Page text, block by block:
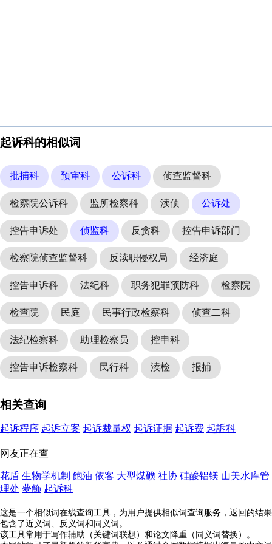
起诉科的相似词
批捕科 预审科 公诉科 侦查监督科
检察院公诉科 监所检察科 渎侦 公诉处
控告申诉处 侦监科 反贪科 控告申诉部门
检察院侦查监督科 反渎职侵权局 经济庭
控告申诉科 法纪科 职务犯罪预防科 检察院
检查院 民庭 民事行政检察科 侦查二科
法纪检察科 助理检察员 控申科
控告申诉检察科 民行科 渎检 报捕
相关查询
起诉程序 起诉立案 起诉裁量权 起诉证据 起诉费 起訴科
网友正在查
花盾 生物学机制 飽油 依客 大型煤礦 社协 硅酸铝镁 山美水库管
理处 夢飾 起诉科
这是一个相似词在线查询工具，为用户提供相似词查询服务，返回的结果
包含了近义词、反义词和同义词。
该工具常用于写作辅助（关键词联想）和论文降重（同义词替换）。